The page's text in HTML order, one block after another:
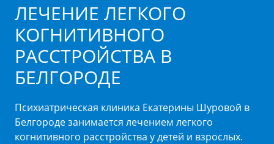
ЛЕЧЕНИЕ ЛЕГКОГО
КОГНИТИВНОГО
РАССТРОЙСТВА В
БЕЛГОРОДЕ
Психиатрическая клиника Екатерины Шуровой в
Белгороде занимается лечением легкого
когнитивного расстройства у детей и взрослых.